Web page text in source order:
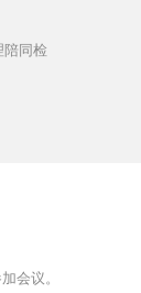
陪同检
会议。